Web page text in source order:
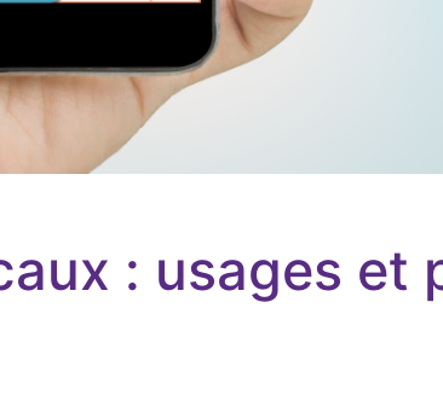
: usages et